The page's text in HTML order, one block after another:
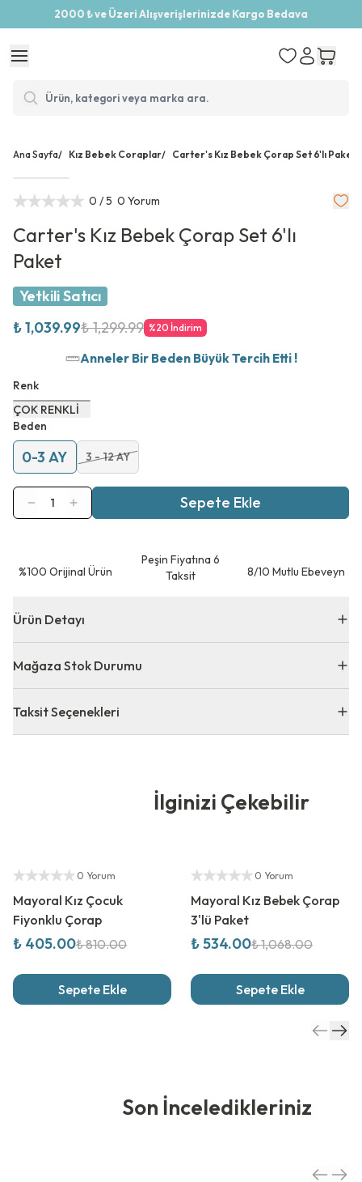
2000 ₺ ve Üzeri Alışverişlerinizde Kargo Bedava
Ana Sayfa/ Kız Bebek Coraplar/ Carter's Kız Bebek Çorap Set 6'lı Paket
0 / 5 0 Yorum
Carter's Kız Bebek Çorap Set 6'lı
Paket
Yetkili Satıcı
₺ 1,039.99₺ 1,299.99 %20 İndirim
Anneler Bir Beden Büyük Tercih Etti !
Renk
ÇOK RENKLİ
Beden
0-3 AY 3 - 12 AY
1 Sepete Ekle
⁠%100 Orijinal Ürün
Peşin Fiyatına 6
Taksit
8/10 Mutlu Ebeveyn
Ürün Detayı
Mağaza Stok Durumu
Taksit Seçenekleri
İlginizi Çekebilir
Yetkili Satıcı
0 Yorum
Mayoral Kız Çocuk
Fiyonklu Çorap
₺ 405.00₺ 810.00
Sepete Ekle
Yetkili Satıcı
0 Yorum
Mayoral Kız Bebek Çorap
3'lü Paket
₺ 534.00₺ 1,068.00
Sepete Ekle
Son İnceledikleriniz